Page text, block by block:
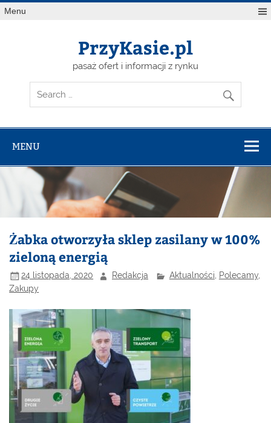
Skip
toMenu
PrzyKasie.pl
pasaż ofert i informacji z rynku
MENU
Żabka otworzyła sklep zasilany w 100%
zieloną energią
24 listopada, 2020 Redakcja Aktualności, Polecamy,
Zakupy